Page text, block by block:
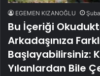
EGEMEN KIZANOĞLU
Bu İçeriği
Arkadaşınıza
Başlayabilirsiniz:
Yılanlardan Bile